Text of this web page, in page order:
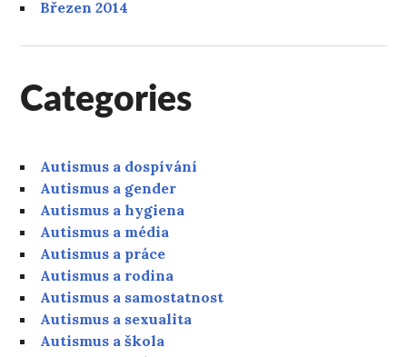
Březen 2014
Categories
Autismus a dospívání
Autismus a gender
Autismus a hygiena
Autismus a média
Autismus a práce
Autismus a rodina
Autismus a samostatnost
Autismus a sexualita
Autismus a škola